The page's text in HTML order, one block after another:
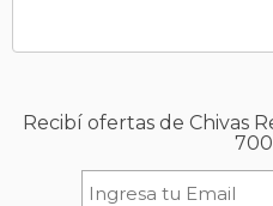
Recibí ofertas de Chivas
700